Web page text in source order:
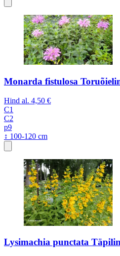
Monarda fistulosa
Hind al. 4,50 €
C1
C2
p9
↕ 100-120 cm
Lysimachia punctata